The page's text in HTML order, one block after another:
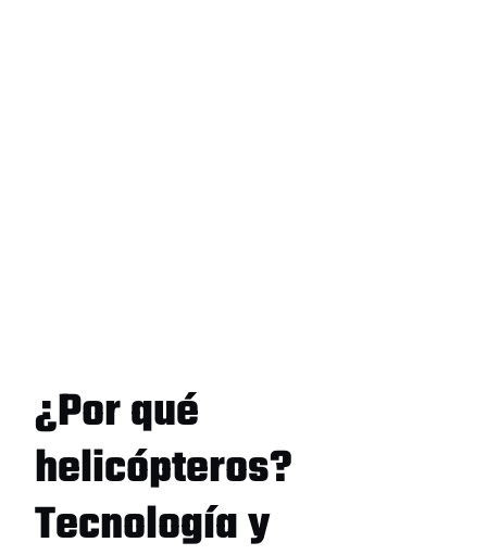
¿Por qué
helicópteros?
Tecnología y